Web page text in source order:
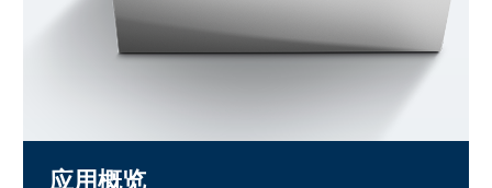
应用概览